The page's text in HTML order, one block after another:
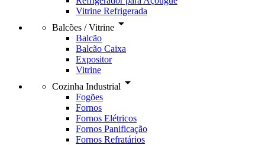
Vitrine Refrigerada
Balcões / Vitrine arrow_drop_down
Balcão
Balcão Caixa
Expositor
Vitrine
Cozinha Industrial arrow_drop_down
Fogões
Fornos
Fornos Elétricos
Fornos Panificação
Fornos Refratários